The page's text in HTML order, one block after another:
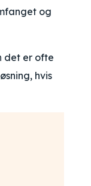
og
det er ofte
hvis